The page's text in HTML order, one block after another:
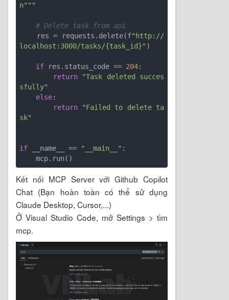
n"""
# Delete task from api
    res = requests.delete(f
"http://
localhost:3000/tasks/{task_id}" )
if res.status_code == 204:
return
"Task deleted succes
sfully"
else:
return
"Failed to delete ta
sk"
if __name__ == "__main__" :
Kết nối MCP Server với Github Copilot
Chat (Bạn hoàn toàn có thể sử dụng
Claude Desktop, Cursor,...)
Ở Visual Studio Code, mở Settings > tìm
mcp.